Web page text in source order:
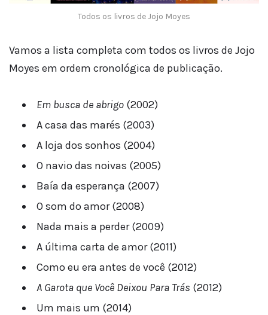
Todos os livros de Jojo Moyes
Vamos a lista completa com todos os livros de Jojo
Moyes em ordem cronológica de publicação.
Em busca de abrigo (2002)
A casa das marés (2003)
A loja dos sonhos (2004)
O navio das noivas (2005)
Baía da esperança (2007)
O som do amor (2008)
Nada mais a perder (2009)
A última carta de amor (2011)
Como eu era antes de você (2012)
A Garota que Você Deixou Para Trás (2012)
Um mais um (2014)